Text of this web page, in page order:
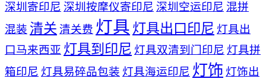
深圳寄印尼 深圳按摩仪寄印尼 深圳空运印尼 混拼
混装 清关 清关费 灯具 灯具出口印尼 灯具出
口马来西亚 灯具到印尼 灯具双清到门印尼 灯具拼
箱印尼 灯具易碎品包装 灯具海运印尼 灯饰 灯饰出